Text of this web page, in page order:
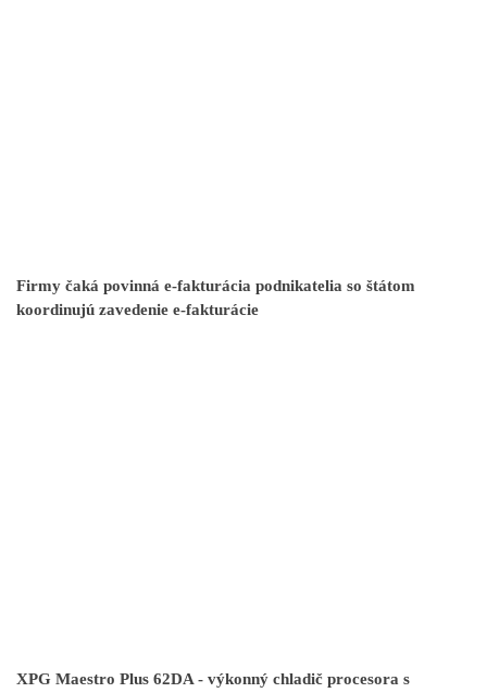
Firmy čaká povinná e-fakturácia podnikatelia so štátom
koordinujú zavedenie e-fakturácie
XPG Maestro Plus 62DA - výkonný chladič procesora s